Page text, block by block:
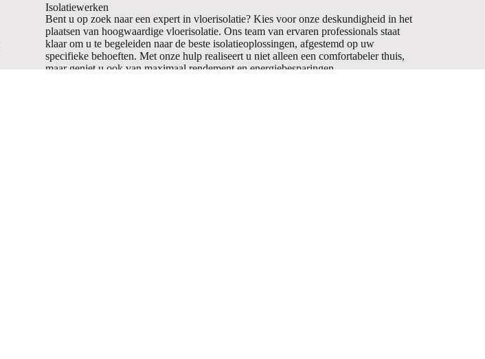
Isolatiewerken
Bent u op zoek naar een expert in vloerisolatie? Kies voor onze deskundigheid in het
plaatsen van hoogwaardige vloerisolatie. Ons team van ervaren professionals staat
klaar om u te begeleiden naar de beste isolatieoplossingen, afgestemd op uw
specifieke behoeften. Met onze hulp realiseert u niet alleen een comfortabeler thuis,
maar geniet u ook van maximaal rendement en energiebesparingen.